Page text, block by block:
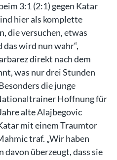
3:1 (2:1) gegen Katar
hier als komplette
die versuchen, etwas
wird nun wahr“,
direkt nach dem
was nur drei Stunden
die junge
Hoffnung für
alte Alajbegovic
mit einem Traumtor
traf. „Wir haben
davon überzeugt, dass sie